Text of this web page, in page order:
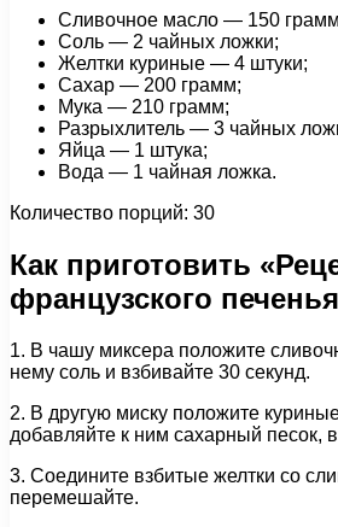
Сливочное масло — 150
Соль — 2 чайных ложки;
Желтки куриные — 4 штуки;
Сахар — 200 грамм;
Мука — 210 грамм;
Разрыхлитель — 3 чайных
Яйца — 1 штука;
Вода — 1 чайная ложка.
Количество порций: 30
Как приготовить
французского
1. В чашу миксера положите
нему соль и взбивайте 30 секунд.
2. В другую миску положите
добавляйте к ним сахарный песок,
3. Соедините взбитые желтки со
перемешайте.